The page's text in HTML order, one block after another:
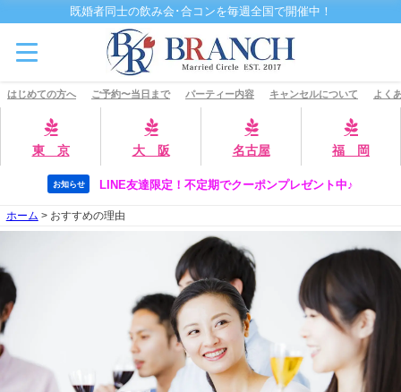
既婚者同士の飲み会･合コンを毎週全国で開催中！
はじめての方へ ご予約〜当日まで パーティー内容 キャンセルについて よく
東 京 大 阪 名古屋 福 岡
お知らせ LINE友達限定！不定期でクーポンプレゼント中♪
ホーム > おすすめの理由